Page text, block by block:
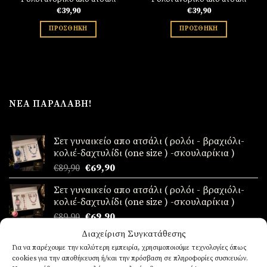
Διαχείριση Συγκατάθεσης
Για να παρέχουμε την καλύτερη εμπειρία, χρησιμοποιούμε τεχνολογίες όπως
cookies για την αποθήκευση ή/και την πρόσβαση σε πληροφορίες συσκευών.
€39,90
ΠΡΟΣΘΉΚΗ
€39,90
ΠΡΟΣΘΉΚΗ
ΝΈΑ ΠΑΡΑΛΑΒΉ!
Σετ γυναικείο απο ατσάλι ( ρολόι - βραχιόλι-
κολιέ-δαχτυλίδι (one size ) -σκουλαρίκια )
€89,90 Original
price
was:
€89,90.
€69,90Η
τρέχουσα
τιμή
είναι:
€69,90.
Σετ γυναικείο απο ατσάλι ( ρολόι - βραχιόλι-
κολιέ-δαχτυλίδι (one size ) -σκουλαρίκια )
€89,90 Original
price
was:
€89,90.
€69,90Η
τρέχουσα
τιμή
είναι:
Ανδρικά δερμάτινα βραχιόλια 3 σειρές
€17,90